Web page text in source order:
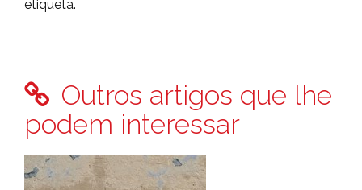
etiqueta.
Outros artigos que lhe
podem interessar